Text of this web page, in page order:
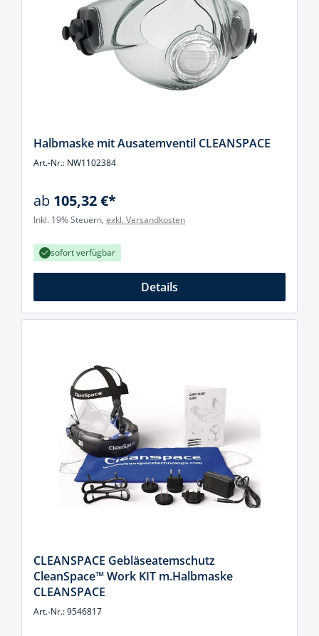
Halbmaske mit Ausatemventil CLEANSPACE
Art.-Nr.: NW1102384
ab 105,32 €*
Inkl. 19% Steuern, exkl. Versandkosten
sofort verfügbar
Details
CLEANSPACE Gebläseatemschutz
CleanSpace™ Work KIT m.Halbmaske
CLEANSPACE
Art.-Nr.: 9546817